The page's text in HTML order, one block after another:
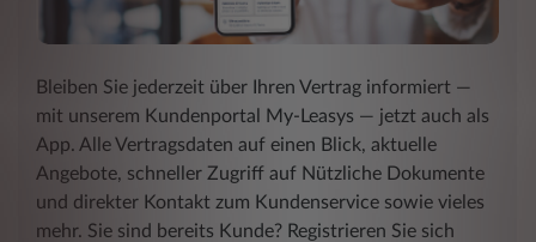
Bleiben Sie jederzeit über Ihren Vertrag informiert ―
mit unserem Kundenportal My-Leasys ― jetzt auch als
App. Alle Vertragsdaten auf einen Blick, aktuelle
Angebote, schneller Zugriff auf Nützliche Dokumente
und direkter Kontakt zum Kundenservice sowie vieles
mehr. Sie sind bereits Kunde? Registrieren Sie sich